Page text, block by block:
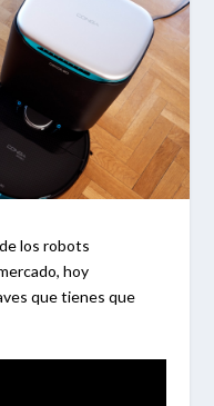
los robots
hoy
que tienes que